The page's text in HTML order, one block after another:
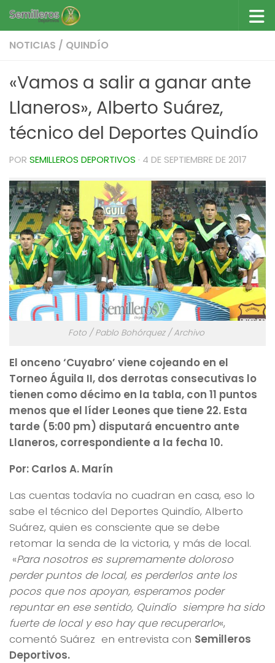
Saltar al contenido
NOTICIAS / QUINDÍO
«Vamos a salir a ganar ante
Llaneros», Alberto Suárez,
técnico del Deportes Quindío
POR SEMILLEROS DEPORTIVOS · 4 DE SEPTIEMBRE DE 2017
Foto / Pablo Bohórquez / Archivo
El onceno ‘Cuyabro’ viene cojeando en el
Torneo Águila II, dos derrotas consecutivas lo
tienen como décimo en la tabla, con 11 puntos
menos que el líder Leones que tiene 22. Esta
tarde (5:00 pm) disputará encuentro ante
Llaneros, correspondiente a la fecha 10.
Por: Carlos A. Marín
Las cuentas todavía no cuadran en casa, eso lo
sabe el técnico del Deportes Quindío, Alberto
Suárez, quien es consciente que se debe
retomar la senda de la victoria, y más de local.
«Para nosotros es supremamente doloroso
perder puntos de local, es perderlos ante los
pocos que nos apoyan, esperamos poder
repuntar en ese sentido, Quindío siempre ha sido
fuerte de local y eso hay que recuperarlo«,
comentó Suárez en entrevista con Semilleros
Deportivos.